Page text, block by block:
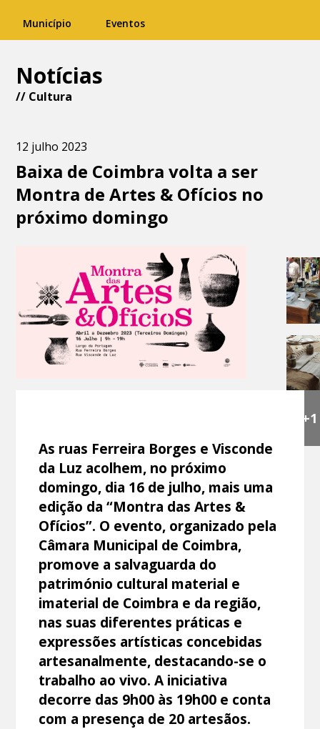
Município Eventos
Notícias
// Cultura
12 julho 2023
Baixa de Coimbra volta a ser
Montra de Artes & Ofícios no
próximo domingo
+1
As ruas Ferreira Borges e Visconde
da Luz acolhem, no próximo
domingo, dia 16 de julho, mais uma
edição da “Montra das Artes &
Ofícios”. O evento, organizado pela
Câmara Municipal de Coimbra,
promove a salvaguarda do
património cultural material e
imaterial de Coimbra e da região,
nas suas diferentes práticas e
expressões artísticas concebidas
artesanalmente, destacando-se o
trabalho ao vivo. A iniciativa
decorre das 9h00 às 19h00 e conta
com a presença de 20 artesãos.